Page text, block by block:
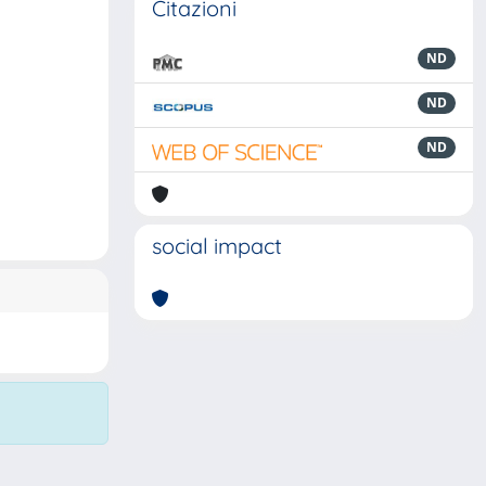
Citazioni
ND
ND
ND
social impact